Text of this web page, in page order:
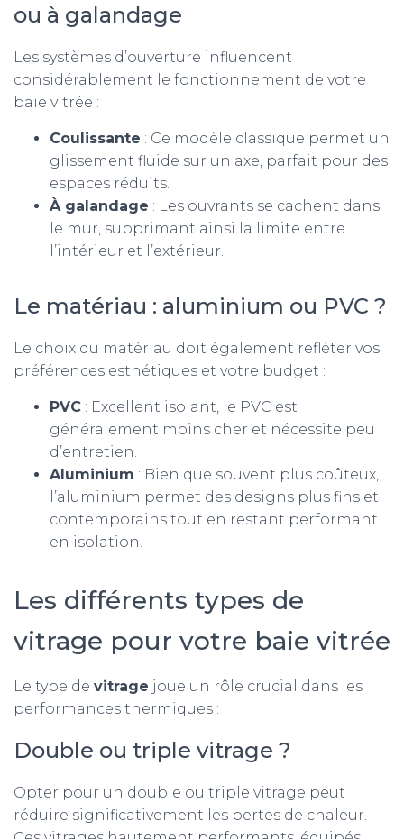
ou à galandage
Les systèmes d’ouverture influencent
considérablement le fonctionnement de votre
baie vitrée :
Coulissante : Ce modèle classique permet un
glissement fluide sur un axe, parfait pour des
espaces réduits.
À galandage : Les ouvrants se cachent dans
le mur, supprimant ainsi la limite entre
l’intérieur et l’extérieur.
Le matériau : aluminium ou PVC ?
Le choix du matériau doit également refléter vos
préférences esthétiques et votre budget :
PVC : Excellent isolant, le PVC est
généralement moins cher et nécessite peu
d’entretien.
Aluminium : Bien que souvent plus coûteux,
l’aluminium permet des designs plus fins et
contemporains tout en restant performant
en isolation.
Les différents types de
vitrage pour votre baie vitrée
Le type de vitrage joue un rôle crucial dans les
performances thermiques :
Double ou triple vitrage ?
Opter pour un double ou triple vitrage peut
réduire significativement les pertes de chaleur.